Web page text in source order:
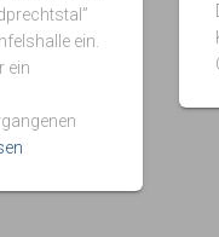
ein.
ein